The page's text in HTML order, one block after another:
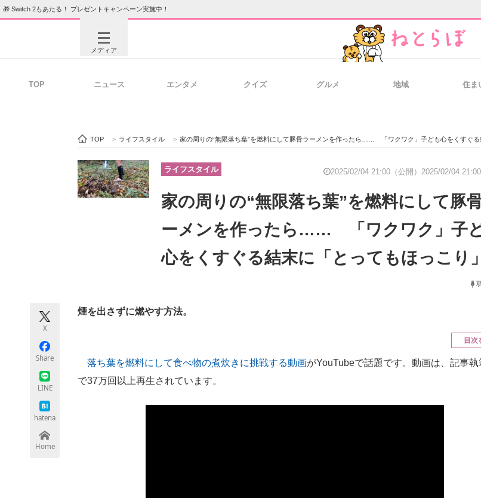
🎁 Switch 2もあたる！ プレゼントキャンペーン実施中！
メディア
ビジネスと働き方のヒント
TOP ニュース エンタメ クイズ グルメ 地域 住ま
TOP > ライフスタイル > 家の周りの“無限落ち葉”を燃料にして豚骨ラーメンを作ったら…… 「ワクワク」子ども心をくすぐる結末に「とってもほ
ライフスタイル 2025/02/04 21:00（公開） 2025/02/04 21:00
家の周りの“無限落ち葉”を燃料にして豚
ーメンを作ったら…… 「ワクワク」子
心をくすぐる結末に「とってもほっこり」
X
Share
LINE
hatena
Home
煙を出さずに燃やす方法。
目次
落ち葉を燃料にして食べ物の煮炊きに挑戦する動画がYouTubeで話題です。動画は、記事執
で37万回以上再生されています。